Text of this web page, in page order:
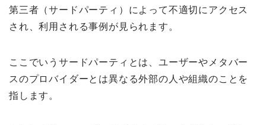
第三者（サードパーティ）によって不適切にアクセス
され、利用される事例が見られます。
ここでいうサードパーティとは、ユーザーやメタバー
スのプロバイダーとは異なる外部の人や組織のことを
指します。